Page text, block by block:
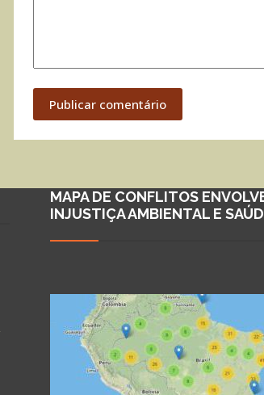
Publicar comentário
MAPA DE CONFLITOS
INJUSTIÇA AMBIENTAL E